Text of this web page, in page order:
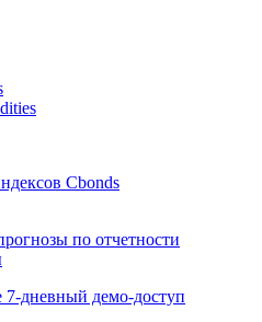
Cbonds
по отчетности
7-дневный демо-доступ